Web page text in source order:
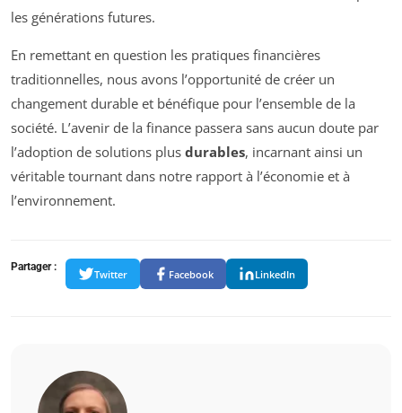
les générations futures.
En remettant en question les pratiques financières
traditionnelles, nous avons l’opportunité de créer un
changement durable et bénéfique pour l’ensemble de la
société. L’avenir de la finance passera sans aucun doute par
l’adoption de solutions plus durables, incarnant ainsi un
véritable tournant dans notre rapport à l’économie et à
l’environnement.
Partager :
Twitter Facebook LinkedIn